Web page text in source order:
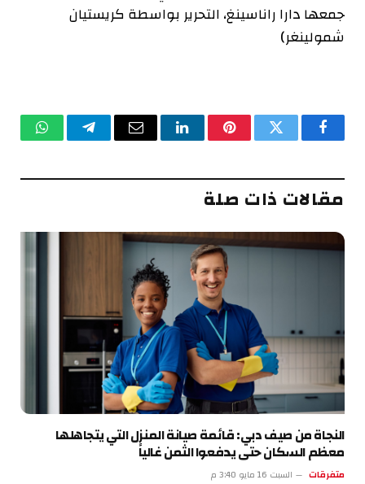
جمعها دارا راناسينغ، التحرير بواسطة كريستيان
شمولينغر)
فيسبوكتويتر بينتيريستلينكدإنالبريد تيلقرام
مقالات ذات صلة
النجاة من صيف دبي: قائمة صيانة المنزل التي يتجاهلها
معظم السكان حتى يدفعوا الثمن غالياً
متفرقات السبت 16 مايو 3:40 م